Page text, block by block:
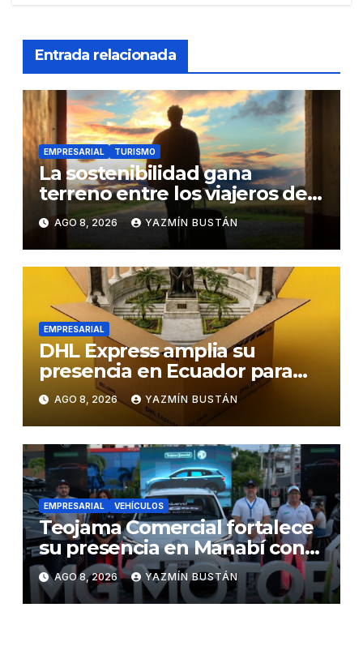
Entrada relacionada
EMPRESARIAL TURISMO
La sostenibilidad gana
terreno entre los viajeros de
negocios
AGO 8, 2026 YAZMÍN BUSTÁN
EMPRESARIAL
DHL Express amplia su
presencia en Ecuador para
responder al crecimiento de
las exportaciones
AGO 8, 2026 YAZMÍN BUSTÁN
EMPRESARIAL VEHÍCULOS
Teojama Comercial fortalece
su presencia en Manabí con
una apuesta por la movilidad
híbrida y eléctrica durante
ExpoAuto del Pacífico 2026
AGO 8, 2026 YAZMÍN BUSTÁN